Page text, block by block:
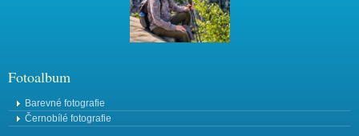
Fotoalbum
Barevné fotografie
Černobílé fotografie